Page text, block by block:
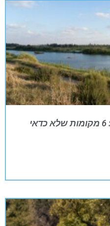
טיול בעמק חפר עם הילדים: 6 מקומות שלא כדאי